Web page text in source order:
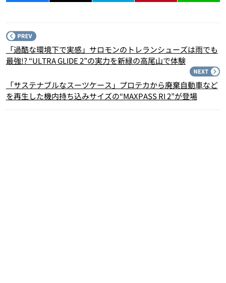
「過酷な環境下で実感」サロモンのトレランシューズは雨でも
最強!? “ULTRA GLIDE 2”の実力を新緑の高尾山で体験
「サステナブルなスーツケース」プロテカから廃棄自動車など
を再生した機内持ち込みサイズの“MAXPASS RI 2”が登場